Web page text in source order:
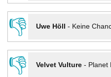
👎
Uwe Höll - Keine
👎
Velvet Vulture- Planet